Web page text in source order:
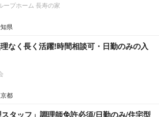
ープホーム 長寿の家
県
なく長く活躍!時間相談可・日勤のみの入
都
スタッフ」調理師免許必須/日勤のみ/住宅型